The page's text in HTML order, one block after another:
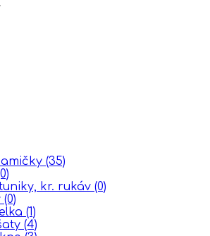
(35)
kr. rukáv (0)
(0)
(1)
(4)